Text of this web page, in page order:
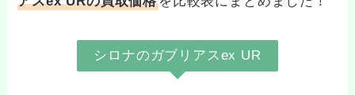
シロナのガブリアスex UR